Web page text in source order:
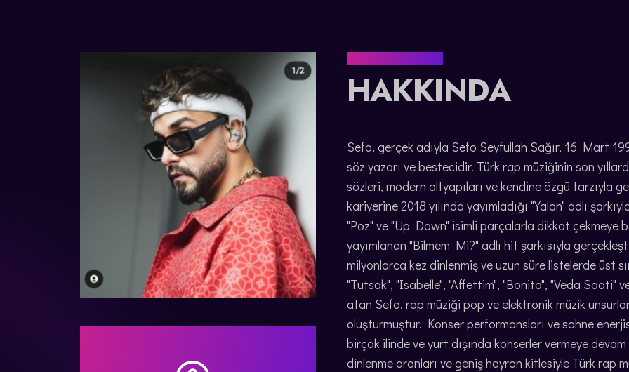
HAKKINDA
Sefo, gerçek adıyla Sefo Seyfullah Sağır, 16 Mart
söz yazarı ve bestecidir. Türk rap müziğinin son
sözleri, modern altyapıları ve kendine özgü tarzıyla
kariyerine 2018 yılında yayımladığı "Yalan" adlı
"Poz" ve "Up Down" isimli parçalarla dikkat çekmeye
yayımlanan "Bilmem Mi?" adlı hit şarkısıyla
milyonlarca kez dinlenmiş ve uzun süre listelerde üst
"Tutsak", "Isabelle", "Affettim", "Bonita", "Veda Saati"
atan Sefo, rap müziği pop ve elektronik müzik
oluşturmuştur. Konser performansları ve sahne
birçok ilinde ve yurt dışında konserler vermeye
dinlenme oranları ve geniş hayran kitlesiyle Türk rap